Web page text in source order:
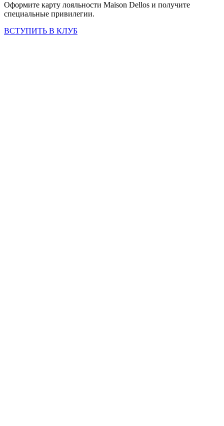
Оформите карту лояльности Maison Dellos и получите
специальные привилегии.
ВСТУПИТЬ В КЛУБ